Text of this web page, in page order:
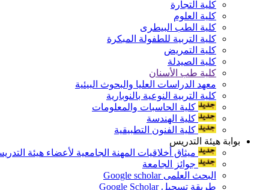
كلية التجارة
كلية العلوم
كلية الطب البيطرى
كلية التربية للطفولة المبكرة
كلية التمريض
كلية الصيدلة
كلية طب الأسنان
معهد الدراسات العليا والبحوث البيئية
كلية التربية النوعية بالنوبارية
كلية الحاسبات والمعلومات
كلية الهندسة
كلية الفنون التطبيقية
بوابة هيئة التدريس
ميثاق أخلاقيات المهنة الجامعية لأعضاء هيئة
جوائز الجامعة
البحث العلمى Google scholar
طريقة تسجيل Google Scholar